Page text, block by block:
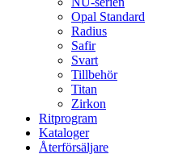
Opal Standard
Radius
Safir
Svart
Tillbehör
Titan
Zirkon
Ritprogram
Kataloger
Återförsäljare